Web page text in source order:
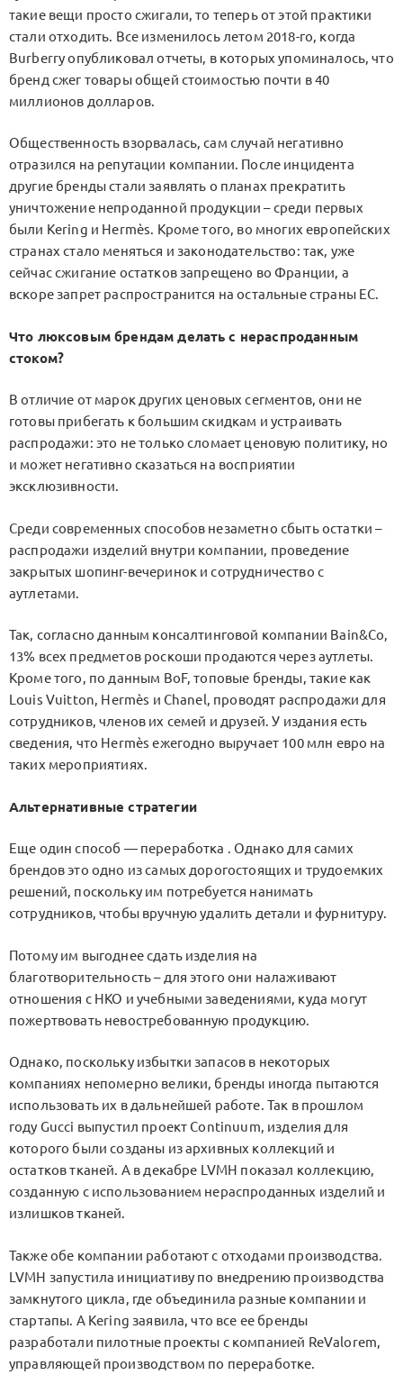
такие вещи просто сжигали, то теперь от этой практики
стали отходить. Все изменилось летом 2018-го, когда
Burberry опубликовал отчеты, в которых упоминалось, что
бренд сжег товары общей стоимостью почти в 40
миллионов долларов.
Общественность взорвалась, сам случай негативно
отразился на репутации компании. После инцидента
другие бренды стали заявлять о планах прекратить
уничтожение непроданной продукции – среди первых
были Kering и Hermès. Кроме того, во многих европейских
странах стало меняться и законодательство: так, уже
сейчас сжигание остатков запрещено во Франции, а
вскоре запрет распространится на остальные страны ЕС.
Что люксовым брендам делать с нераспроданным
стоком?
В отличие от марок других ценовых сегментов, они не
готовы прибегать к большим скидкам и устраивать
распродажи: это не только сломает ценовую политику, но
и может негативно сказаться на восприятии
эксклюзивности.
Среди современных способов незаметно сбыть остатки –
распродажи изделий внутри компании, проведение
закрытых шопинг-вечеринок и сотрудничество с
аутлетами.
Так, согласно данным консалтинговой компании Bain&Co,
13% всех предметов роскоши продаются через аутлеты.
Кроме того, по данным BoF, топовые бренды, такие как
Louis Vuitton, Hermès и Chanel, проводят распродажи для
сотрудников, членов их семей и друзей. У издания есть
сведения, что Hermès ежегодно выручает 100 млн евро на
таких мероприятиях.
Альтернативные стратегии
Еще один способ — переработка . Однако для самих
брендов это одно из самых дорогостоящих и трудоемких
решений, поскольку им потребуется нанимать
сотрудников, чтобы вручную удалить детали и фурнитуру.
Потому им выгоднее сдать изделия на
благотворительность – для этого они налаживают
отношения с НКО и учебными заведениями, куда могут
пожертвовать невостребованную продукцию.
Однако, поскольку избытки запасов в некоторых
компаниях непомерно велики, бренды иногда пытаются
использовать их в дальнейшей работе. Так в прошлом
году Gucci выпустил проект Continuum, изделия для
которого были созданы из архивных коллекций и
остатков тканей. А в декабре LVMH показал коллекцию,
созданную с использованием нераспроданных изделий и
излишков тканей.
Также обе компании работают с отходами производства.
LVMH запустила инициативу по внедрению производства
замкнутого цикла, где объединила разные компании и
стартапы. А Kering заявила, что все ее бренды
разработали пилотные проекты с компанией ReValorem,
управляющей производством по переработке.